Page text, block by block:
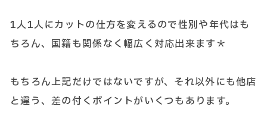
1人1人にカットの仕方を変えるので性別や年代はも
ちろん、国籍も関係なく幅広く対応出来ます＊
もちろん上記だけではないですが、それ以外にも他店
と違う、差の付くポイントがいくつもあります。